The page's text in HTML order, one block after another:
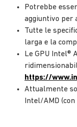
Potrebbe
aggiuntivo per
Tutte le
larga e la
Le GPU Intel®
https://
Attualmente
Intel/AMD